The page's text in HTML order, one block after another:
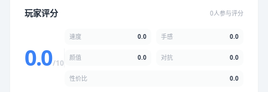
玩家评分 0人参与评分
0.0/10
速度 0.0 手感 0.0
颜值 0.0 对抗 0.0
性价比 0.0
★★ ★ ★
性价比